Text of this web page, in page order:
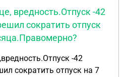
вредность.Отпуск -42
сократить отпуск
-42
сократить отпуск на 7